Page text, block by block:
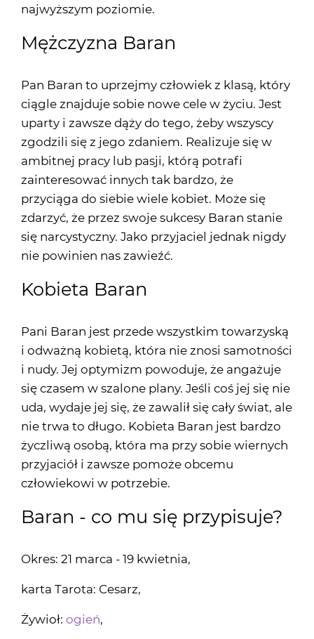
najwyższym poziomie.
Mężczyzna Baran
Pan Baran to uprzejmy człowiek z klasą, który
ciągle znajduje sobie nowe cele w życiu. Jest
uparty i zawsze dąży do tego, żeby wszyscy
zgodzili się z jego zdaniem. Realizuje się w
ambitnej pracy lub pasji, którą potrafi
zainteresować innych tak bardzo, że
przyciąga do siebie wiele kobiet. Może się
zdarzyć, że przez swoje sukcesy Baran stanie
się narcystyczny. Jako przyjaciel jednak nigdy
nie powinien nas zawieźć.
Kobieta Baran
Pani Baran jest przede wszystkim towarzyską
i odważną kobietą, która nie znosi samotności
i nudy. Jej optymizm powoduje, że angażuje
się czasem w szalone plany. Jeśli coś jej się nie
uda, wydaje jej się, że zawalił się cały świat, ale
nie trwa to długo. Kobieta Baran jest bardzo
życzliwą osobą, która ma przy sobie wiernych
przyjaciół i zawsze pomoże obcemu
człowiekowi w potrzebie.
Baran - co mu się przypisuje?
Okres: 21 marca - 19 kwietnia,
karta Tarota: Cesarz,
Żywioł: ogień,